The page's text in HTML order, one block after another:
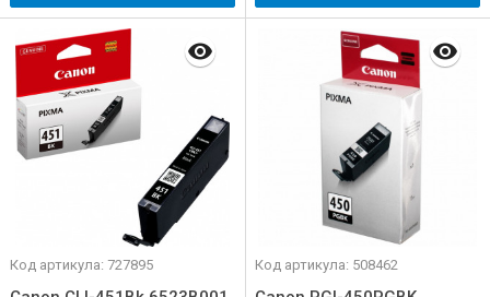
Код артикула: 727895 Код артикула: 508462